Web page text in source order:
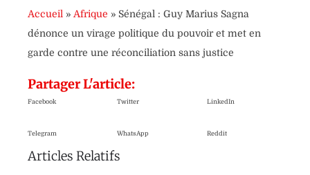
Accueil » Afrique » Sénégal : Guy Marius Sagna
dénonce un virage politique du pouvoir et met en
garde contre une réconciliation sans justice
Partager L'article:
Facebook Twitter LinkedIn
Telegram WhatsApp Reddit
Articles Relatifs